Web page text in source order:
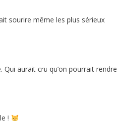
sourire même les plus sérieux
Qui aurait cru qu’on pourrait rendre
!